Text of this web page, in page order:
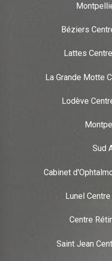
Béziers
Lattes
La Grande Motte
Lodève
Sud
Cabinet
Lunel
Centre
Saint Jean